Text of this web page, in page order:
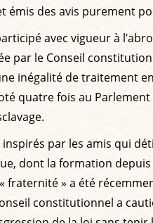
émis des avis purement
avec vigueur à
par le Conseil
inégalité de traitement
quatre fois au
par les amis qui
dont la formation
fraternité » a été
constitutionnel a